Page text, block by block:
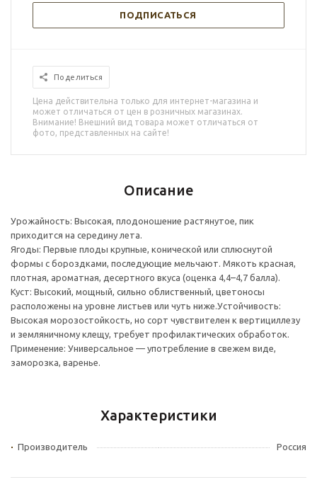
ПОДПИСАТЬСЯ
Поделиться
Цена действительна только для интернет-магазина и
может отличаться от цен в розничных магазинах.
Внимание! Внешний вид товара может отличаться от
фото, представленных на сайте!
Описание
Урожайность: Высокая, плодоношение растянутое, пик
приходится на середину лета.
Ягоды: Первые плоды крупные, конической или сплюснутой
формы с бороздками, последующие мельчают. Мякоть красная,
плотная, ароматная, десертного вкуса (оценка 4,4–4,7 балла).
Куст: Высокий, мощный, сильно облиственный, цветоносы
расположены на уровне листьев или чуть ниже.Устойчивость:
Высокая морозостойкость, но сорт чувствителен к вертициллезу
и земляничному клещу, требует профилактических обработок.
Применение: Универсальное — употребление в свежем виде,
заморозка, варенье.
Характеристики
Производитель Россия